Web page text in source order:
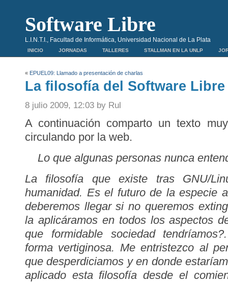
Software Libre
L.I.N.T.I., Facultad de Informática, Universidad Nacional de La Plata
INICIO JORNADAS TALLERES STALLMAN EN LA UNLP
« EPUEL09: Llamado a presentación de charlas
La filosofía del Software Libre
8 julio 2009, 12:03 by Rul
A continuación comparto un texto
circulando por la web.
Lo que algunas personas nunca
La filosofía que existe tras GNU/
humanidad. Es el futuro de la especie
deberemos llegar si no queremos
la aplicáramos en todos los aspectos
que formidable sociedad
forma vertiginosa. Me entristezco al
que desperdiciamos y en donde
aplicado esta filosofía desde el